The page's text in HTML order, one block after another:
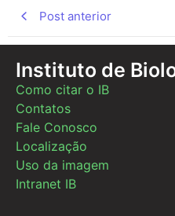
Post anterior
Instituto de
Como citar o IB
Contatos
Fale Conosco
Localização
Uso da imagem
Intranet IB